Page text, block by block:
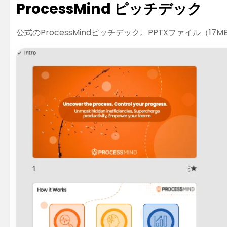
ProcessMind ピッチデック
公式のProcessMindピッチデック。PPTXファイル（